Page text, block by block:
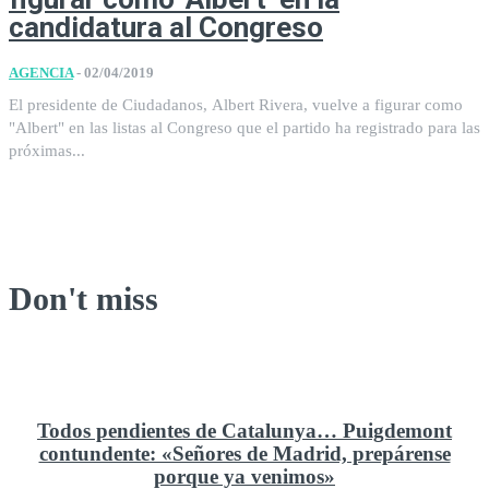
candidatura al Congreso
AGENCIA - 02/04/2019
El presidente de Ciudadanos, Albert Rivera, vuelve a figurar como
"Albert" en las listas al Congreso que el partido ha registrado para las
próximas...
Don't miss
Todos pendientes de Catalunya… Puigdemont
contundente: «Señores de Madrid, prepárense
porque ya venimos»